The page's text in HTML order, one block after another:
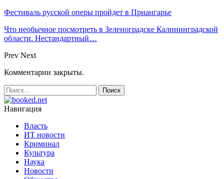
Фестиваль русской оперы пройдет в Приангарье
Что необычное посмотреть в Зеленоградске Калининградской
области. Нестандартный…
Prev Next
Комментарии закрыты.
Навигация
Власть
ИТ новости
Криминал
Культура
Наука
Новости